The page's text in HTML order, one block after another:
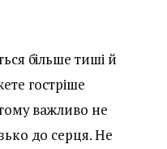
більше тиші й
гостріше
важливо не
до серця. Не